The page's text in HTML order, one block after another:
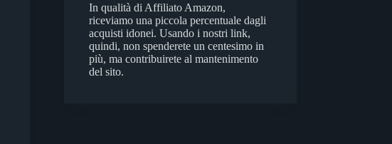
In qualità di Affiliato Amazon,
riceviamo una piccola percentuale dagli
acquisti idonei. Usando i nostri link,
quindi, non spenderete un centesimo in
più, ma contribuirete al mantenimento
del sito.